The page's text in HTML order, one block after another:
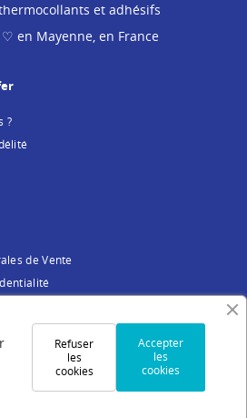
et adhésifs
en Mayenne, en France
?
de Vente
Accepter
les
cookies
Refuser
les
cookies